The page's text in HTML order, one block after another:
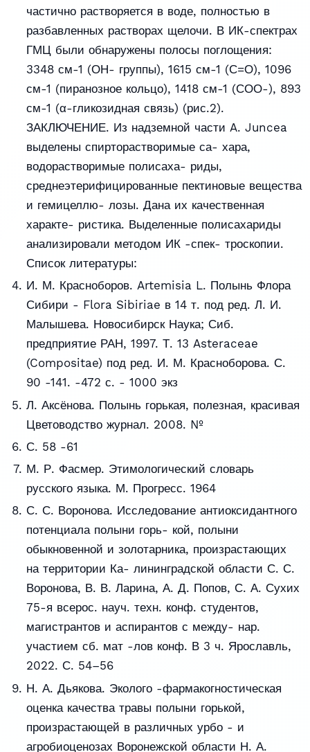
частично растворяется в воде, полностью в
разбавленных растворах щелочи. В ИК-спектрах
ГМЦ были обнаружены полосы поглощения:
3348 см-1 (ОН- группы), 1615 см-1 (С=О), 1096
см-1 (пиранозное кольцо), 1418 см-1 (СОО-), 893
см-1 (α-гликозидная связь) (рис.2).
ЗАКЛЮЧЕНИЕ. Из надземной части A. Juncea
выделены спирторастворимые са- хара,
водорастворимые полисаха- риды,
среднеэтерифицированные пектиновые вещества
и гемицеллю- лозы. Дана их качественная
характе- ристика. Выделенные полисахариды
анализировали методом ИК -спек- троскопии.
Список литературы:
И. М. Красноборов. Artemisia L. Полынь Флора
Сибири - Flora Sibiriae в 14 т. под ред. Л. И.
Малышева. Новосибирск Наука; Сиб.
предприятие РАН, 1997. Т. 13 Asteraceae
(Compositae) под ред. И. М. Красноборова. С.
90 -141. -472 с. - 1000 экз
Л. Аксёнова. Полынь горькая, полезная, красивая
Цветоводство журнал. 2008. №
С. 58 -61
М. Р. Фасмер. Этимологический словарь
русского языка. М. Прогресс. 1964
С. С. Воронова. Исследование антиоксидантного
потенциала полыни горь- кой, полыни
обыкновенной и золотарника, произрастающих
на территории Ка- лининградской области С. С.
Воронова, В. В. Ларина, А. Д. Попов, С. А. Сухих
75-я всерос. науч. техн. конф. студентов,
магистрантов и аспирантов с между- нар.
участием сб. мат -лов конф. В 3 ч. Ярославль,
2022. С. 54–56
Н. А. Дьякова. Эколого -фармакогностическая
оценка качества травы полыни горькой,
произрастающей в различных урбо - и
агробиоценозах Воронежской области Н. А.